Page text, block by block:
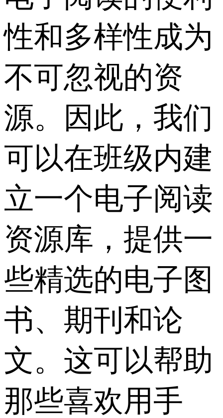
性和多样性成为
不可忽视的资
源。因此，我们
可以在班级内建
立一个电子阅读
资源库，提供一
些精选的电子图
书、期刊和论
文。这可以帮助
那些喜欢用手